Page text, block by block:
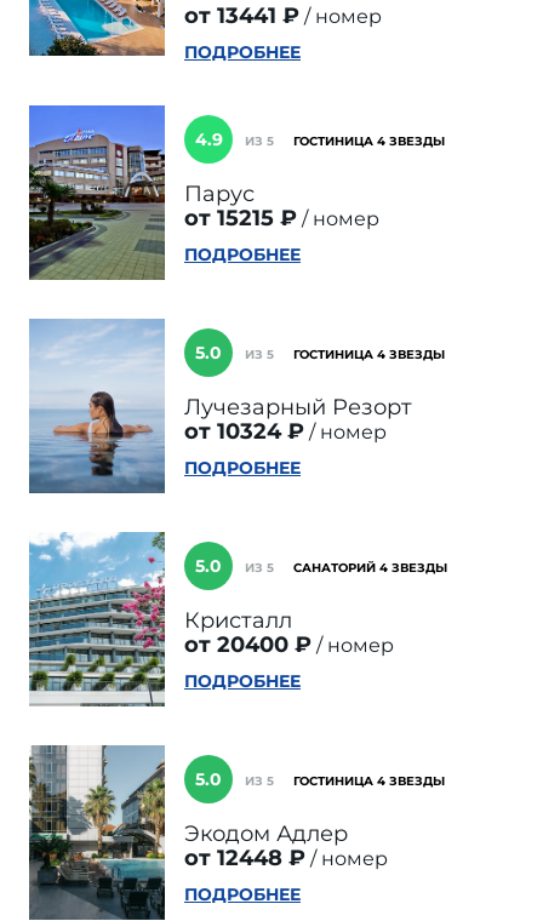
от 13441 ₽
номер
ПОДРОБНЕЕ
4.9 ИЗ 5 ГОСТИНИЦА 4 ЗВЕЗДЫ
Парус
от 15215 ₽
номер
ПОДРОБНЕЕ
5.0 ИЗ 5 ГОСТИНИЦА 4 ЗВЕЗДЫ
Лучезарный Резорт
от 10324 ₽
номер
ПОДРОБНЕЕ
5.0 ИЗ 5 САНАТОРИЙ 4 ЗВЕЗДЫ
Кристалл
от 20400 ₽
номер
ПОДРОБНЕЕ
5.0 ИЗ 5 ГОСТИНИЦА 4 ЗВЕЗДЫ
Экодом Адлер
от 12448 ₽
номер
ПОДРОБНЕЕ